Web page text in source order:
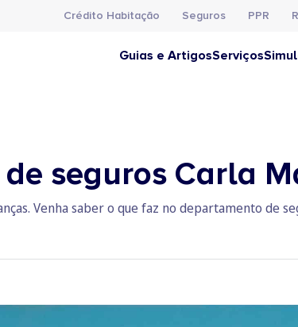
Crédito Habitação Seguros PPR
Guias e ArtigosServiços
seguros Carla
Venha saber o que faz no departamento de